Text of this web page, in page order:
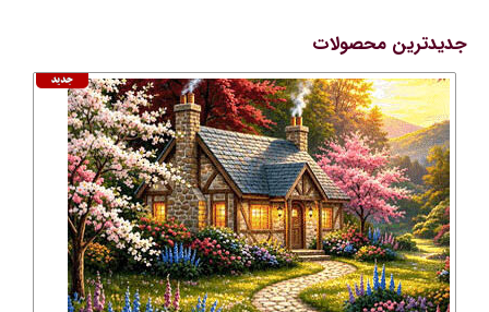
جدیدترین محصولات